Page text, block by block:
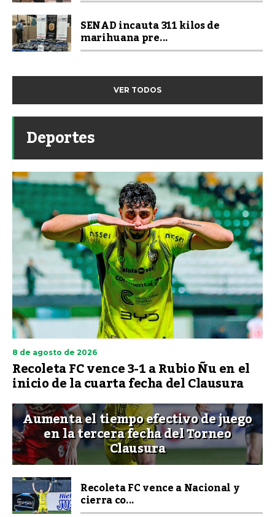
SENAD incauta 311 kilos de
marihuana pre...
VER TODOS
Deportes
8 de agosto de 2026
Recoleta FC vence 3-1 a Rubio Ñu en el
inicio de la cuarta fecha del Clausura
Aumenta el tiempo efectivo de juego
en la tercera fecha del Torneo
Clausura
Recoleta FC vence a Nacional y
cierra co...